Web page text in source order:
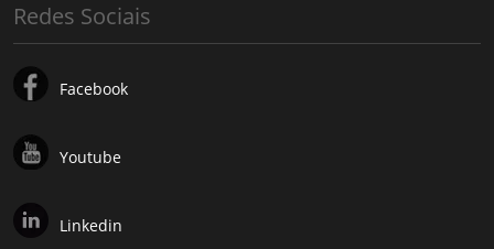
Redes Sociais
Facebook
Youtube
Linkedin